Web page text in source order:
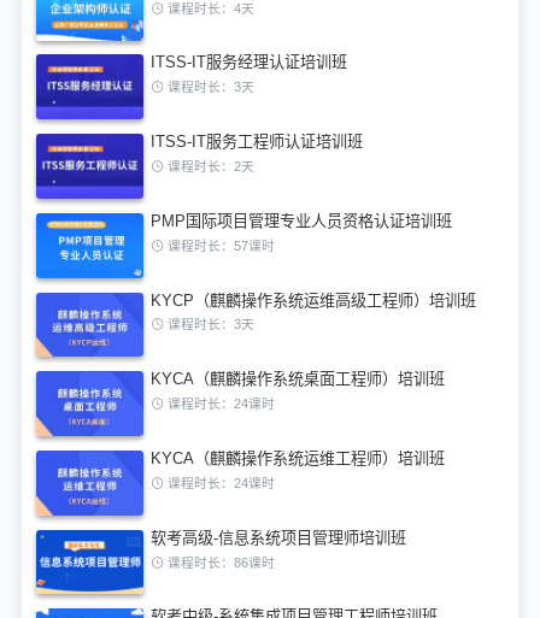
课程时长：4天
ITSS-IT服务经理认证培训班
课程时长：3天
ITSS-IT服务工程师认证培训班
课程时长：2天
PMP国际项目管理专业人员资格认证培训班
课程时长：57课时
KYCP（麒麟操作系统运维高级工程师）培训班
课程时长：3天
KYCA（麒麟操作系统桌面工程师）培训班
课程时长：24课时
KYCA（麒麟操作系统运维工程师）培训班
课程时长：24课时
软考高级-信息系统项目管理师培训班
课程时长：86课时